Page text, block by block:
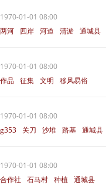
1970-01-01 08:00
两河
四岸 河道 清淤 通城县
1970-01-01 08:00
作品 征集 文明
移风易俗
1970-01-01 08:00
g353
关刀 沙堆 路基 通城县
1970-01-01 08:00
合作社
石马村 种植
通城县